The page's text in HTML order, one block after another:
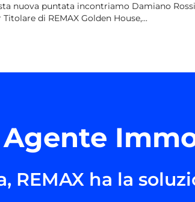
nuova puntata incontriamo Damiano
di REMAX Golden House,...
REMAX ha la